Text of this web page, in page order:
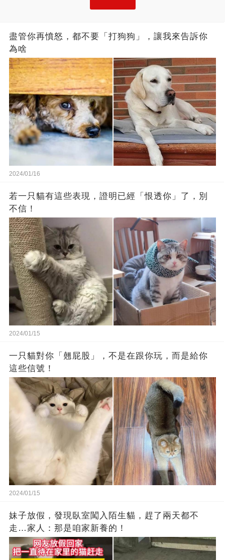
盡管你再憤怒，都不要「打狗狗」，讓我來告訴你
為啥
2024/01/16
若一只貓有這些表現，證明已經「恨透你」了，別
不信！
2024/01/15
一只貓對你「翹屁股」，不是在跟你玩，而是給你
這些信號！
2024/01/15
妹子放假，發現臥室闖入陌生貓，趕了兩天都不
走…家人：那是咱家新養的！